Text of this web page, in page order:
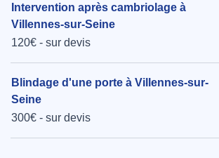
Intervention après cambriolage à
Villennes-sur-Seine
120€ - sur devis
Blindage d'une porte à Villennes-sur-
Seine
300€ - sur devis